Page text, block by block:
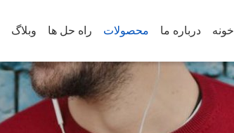
خونه درباره ما محصولات راه حل ها وبلاگ